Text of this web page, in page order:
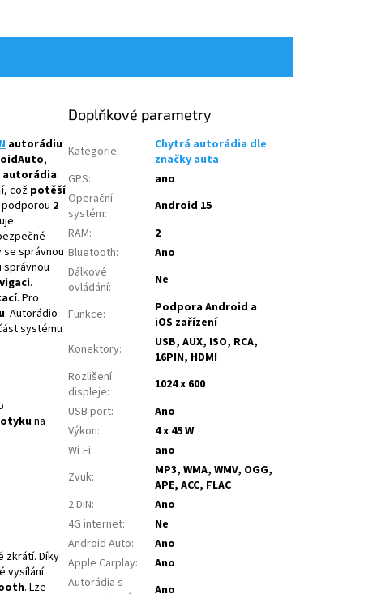
autorádiu
,
autorádia.
, což potěší
2
správnou
správnou
.
. Pro
. Autorádio
systému
na
zkrátí. Díky
vysílání.
. Lze
Doplňkové parametry
Kategorie:
Chytrá autorádia dle
značky auta
GPS:
ano
Operační
systém:
Android 15
RAM:
2
Bluetooth:
Ano
Dálkové
ovládání: Ne
Funkce:
Podpora Android a
iOS zařízení
Konektory:
USB, AUX, ISO, RCA,
16PIN, HDMI
Rozlišení
displeje:
1024 x 600
USB port:
Ano
Výkon:
4 x 45 W
Wi-Fi:
ano
Zvuk:
MP3, WMA, WMV, OGG,
APE, ACC, FLAC
2 DIN:
Ano
4G internet:
Ne
Android Auto:
Ano
Apple Carplay:
Ano
Autorádia s
Ano